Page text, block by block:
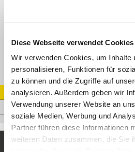
Diese Webseite verwendet Cookies
Wir verwenden Cookies, um Inhalte
personalisieren, Funktionen für
zu können und die Zugriffe auf
analysieren. Außerdem geben wir
Verwendung unserer Website an
soziale Medien, Werbung und
Partner führen diese Informationen
weiteren Daten zusammen, die Sie
Artikel Nr.
I.T19JF11/1690LANG